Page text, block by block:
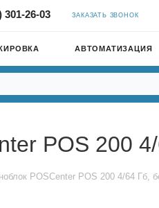
301-26-03 ЗАКАЗАТЬ ЗВОНОК
АВТОМАТИЗАЦИЯ
POS 200
POSCenter POS 200 4/64 Гб,